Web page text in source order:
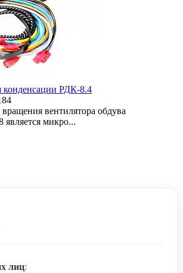
конденсации РДК-8.4
вращения вентилятора обдува
является микро...
лиц: